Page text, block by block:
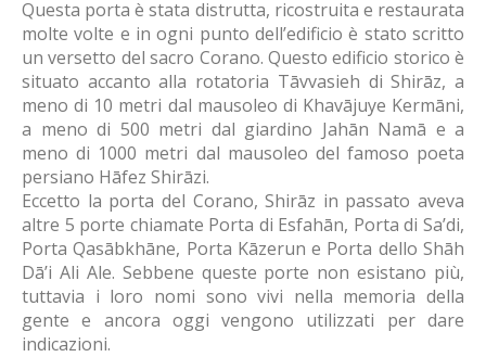
Questa porta è stata distrutta, ricostruita e restaurata
molte volte e in ogni punto dell’edificio è stato scritto
un versetto del sacro Corano. Questo edificio storico è
situato accanto alla rotatoria Tāvvasieh di Shirāz, a
meno di 10 metri dal mausoleo di Khavājuye Kermāni,
a meno di 500 metri dal giardino Jahān Namā e a
meno di 1000 metri dal mausoleo del famoso poeta
persiano Hāfez Shirāzi.
Eccetto la porta del Corano, Shirāz in passato aveva
altre 5 porte chiamate Porta di Esfahān, Porta di Sa’di,
Porta Qasābkhāne, Porta Kāzerun e Porta dello Shāh
Dā’i Ali Ale. Sebbene queste porte non esistano più,
tuttavia i loro nomi sono vivi nella memoria della
gente e ancora oggi vengono utilizzati per dare
indicazioni.